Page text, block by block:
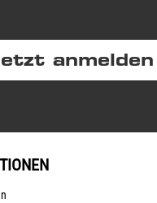
anmelden